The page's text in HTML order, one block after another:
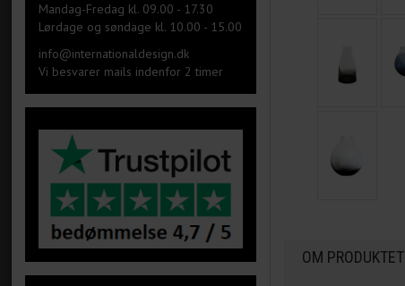
Mandag-Fredag kl. 09.00 - 17.30
Lørdage og søndage kl. 10.00 - 15.00
info@internationaldesign.dk
Vi besvarer mails indenfor 2 timer
OM PRODUKTET